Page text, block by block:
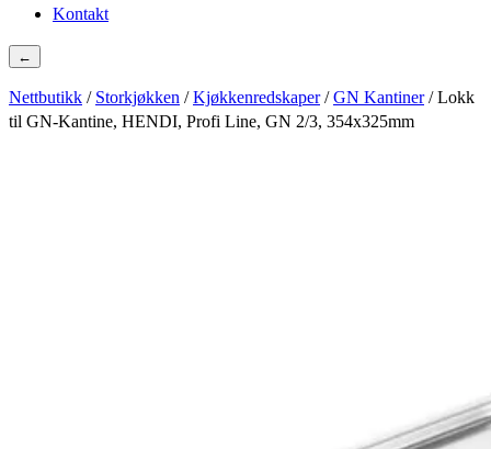
Kontakt
←
Nettbutikk / Storkjøkken /Kjøkkenredskaper/GN Kantiner/ Lokk
til GN-Kantine, HENDI, Profi Line, GN 2/3, 354x325mm